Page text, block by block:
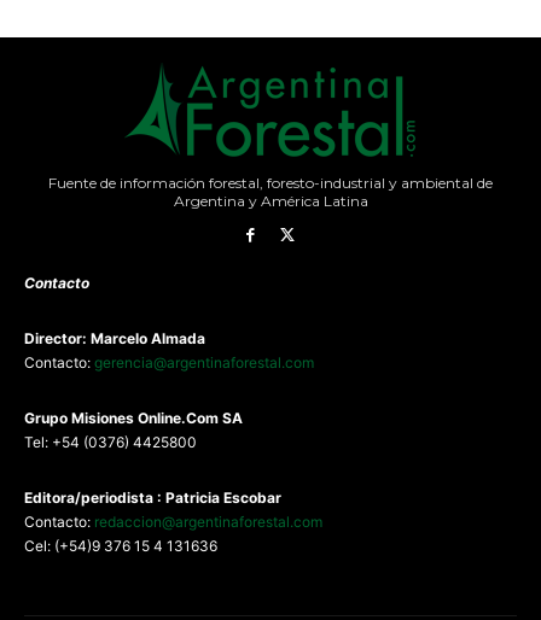
Fuente de información forestal, foresto-industrial y ambiental de
Argentina y América Latina
Contacto
Director: Marcelo Almada
Contacto: gerencia@argentinaforestal.com
Grupo Misiones Online.Com SA
Tel: +54 (0376) 4425800
Editora/periodista : Patricia Escobar
Contacto: redaccion@argentinaforestal.com
Cel: (+54)9 376 15 4 131636